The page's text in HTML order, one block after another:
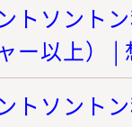
トソント
ー以上）
トソント